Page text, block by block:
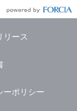
リース
ーポリシー